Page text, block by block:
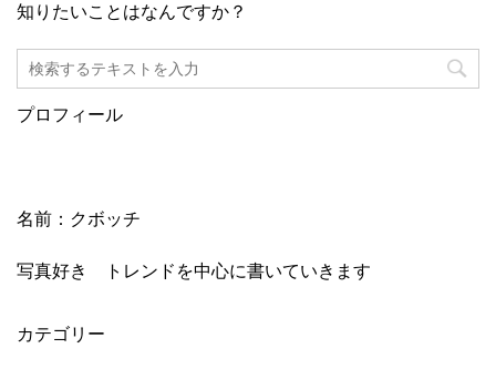
知りたいことはなんですか？
プロフィール
名前：クボッチ
写真好き トレンドを中心に書いていきます
カテゴリー